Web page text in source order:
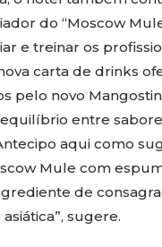
do “Moscow
e treinar os
carta de drinks
pelo novo
entre
aqui como
Mule com
de
sugere.